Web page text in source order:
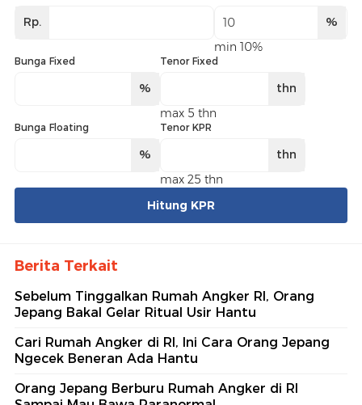
Rp.
%
min 10%
Bunga Fixed
%
Tenor Fixed
thn
max 5 thn
Bunga Floating
%
Tenor KPR
thn
max 25 thn
Hitung KPR
Berita Terkait
Sebelum Tinggalkan Rumah Angker RI, Orang
Jepang Bakal Gelar Ritual Usir Hantu
Cari Rumah Angker di RI, Ini Cara Orang Jepang
Ngecek Beneran Ada Hantu
Orang Jepang Berburu Rumah Angker di RI